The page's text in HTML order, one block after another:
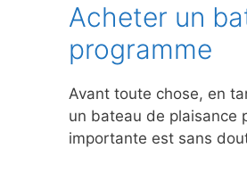
Acheter un
programme
Avant toute chose, en
un bateau de plaisance
importante est sans